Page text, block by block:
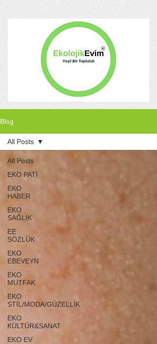
Blog
All Posts
EKO PATİ
EKO
HABER
EKO
SAĞLIK
EE
SÖZLÜK
EKO
EBEVEYN
EKO
MUTFAK
EKO
STİL/MODA/GÜZELLİK
EKO
KÜLTÜR&SANAT
EKO EV
All Posts